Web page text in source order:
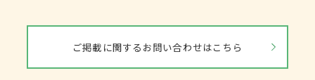
ご掲載に関するお問い合わせはこちら